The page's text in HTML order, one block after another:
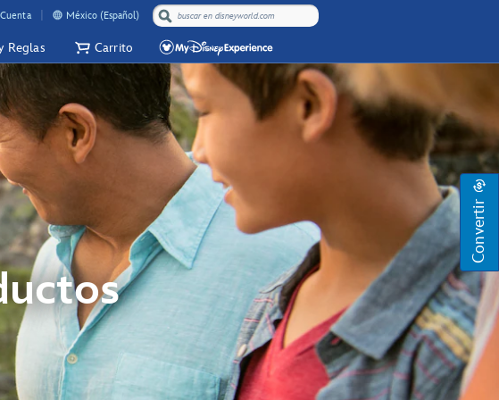
México (Español)
Reglas Carrito
Convertir